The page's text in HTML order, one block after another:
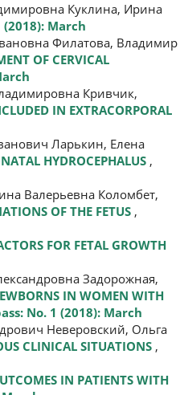
Куклина, Ирина
March
Филатова, Владимир
OF CERVICAL
Кривчик,
IN EXTRACORPORAL
Ларькин, Елена
HYDROCEPHALUS ,
Валерьевна Коломбет,
OF THE FETUS ,
FOR FETAL GROWTH
Задорожная,
IN WOMEN WITH
No. 1 (2018): March
Неверовский, Ольга
CLINICAL SITUATIONS ,
IN PATIENTS WITH